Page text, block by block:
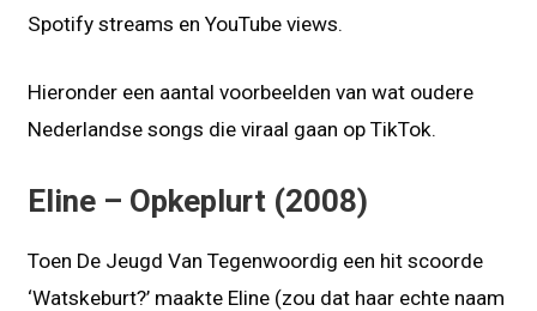
Spotify streams en YouTube views.
Hieronder een aantal voorbeelden van wat oudere
Nederlandse songs die viraal gaan op TikTok.
Eline – Opkeplurt (2008)
Toen De Jeugd Van Tegenwoordig een hit scoorde
‘Watskeburt?’ maakte Eline (zou dat haar echte naam